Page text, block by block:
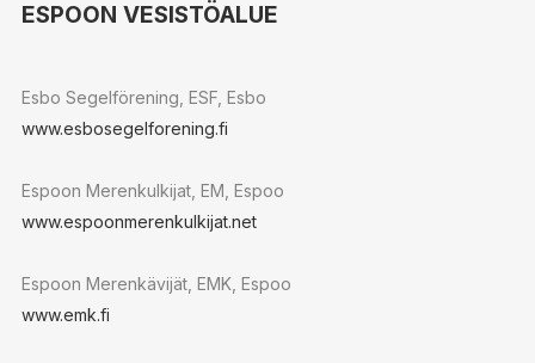
ESPOON VESISTÖALUE
Esbo Segelförening, ESF, Esbo
www.esbosegelforening.fi
Espoon Merenkulkijat, EM, Espoo
www.espoonmerenkulkijat.net
Espoon Merenkävijät, EMK, Espoo
www.emk.fi